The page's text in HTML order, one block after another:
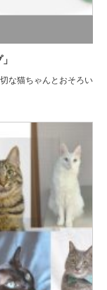
な猫ちゃんとおそろい